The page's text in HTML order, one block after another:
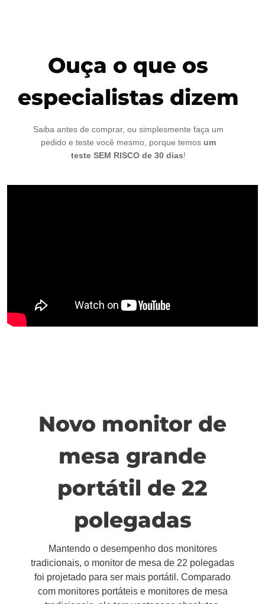
Ouça o que os
especialistas dizem
Saiba antes de comprar, ou simplesmente faça um
pedido e teste você mesmo, porque temos um
teste SEM RISCO de 30 dias!
Novo monitor de
mesa grande
portátil de 22
polegadas
Mantendo o desempenho dos monitores
tradicionais, o monitor de mesa de 22 polegadas
foi projetado para ser mais portátil. Comparado
com monitores portáteis e monitores de mesa